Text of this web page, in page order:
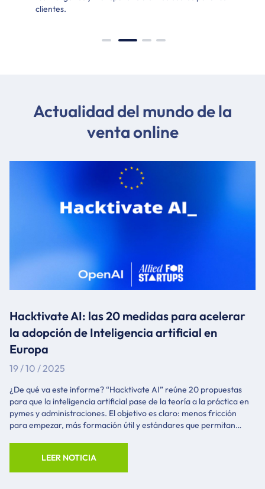
clientes.
Actualidad del mundo de la
venta online
Hacktivate AI: las 20 medidas para acelerar
la adopción de Inteligencia artificial en
Europa
19 / 10 / 2025
¿De qué va este informe? “Hacktivate AI” reúne 20 propuestas
para que la inteligencia artificial pase de la teoría a la práctica en
pymes y administraciones. El objetivo es claro: menos fricción
para empezar, más formación útil y estándares que permitan
idea es que cualquier persona, sin ser técnica, entienda qué son y
cómo pueden impactar en el día a día. Tabla de Contenidos Las 20
LEER NOTICIA